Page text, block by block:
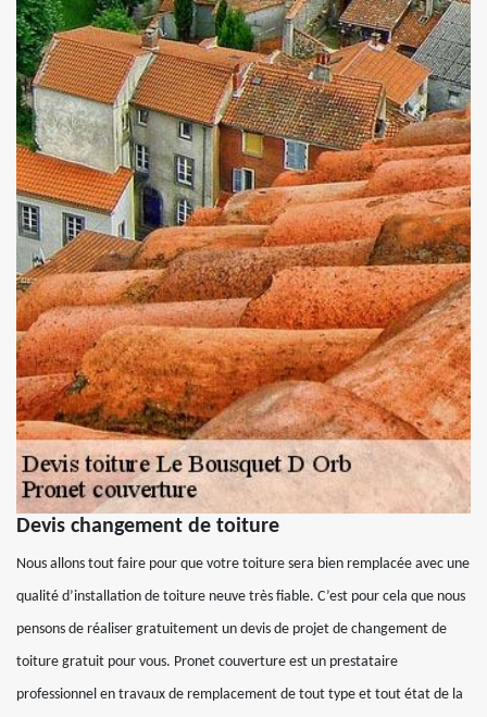
Devis changement de toiture
Nous allons tout faire pour que votre toiture sera bien remplacée avec une
qualité d’installation de toiture neuve très fiable. C’est pour cela que nous
pensons de réaliser gratuitement un devis de projet de changement de
toiture gratuit pour vous. Pronet couverture est un prestataire
professionnel en travaux de remplacement de tout type et tout état de la